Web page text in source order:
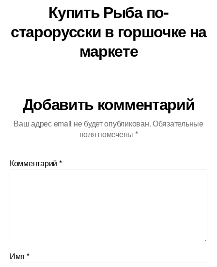
Купить Рыба по-
старорусски в горшочке на
маркете
Добавить комментарий
Ваш адрес email не будет опубликован.Обязательные
поля помечены *
Комментарий *
Имя *